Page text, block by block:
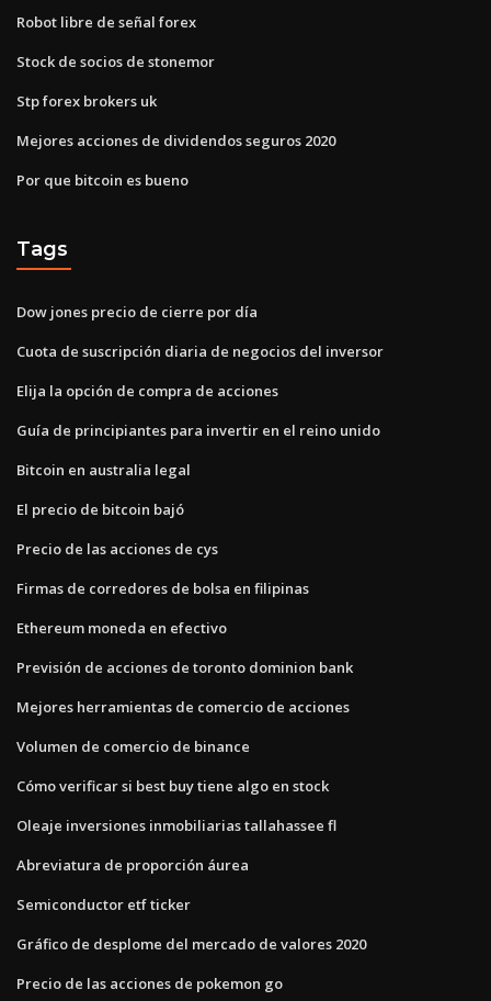
Robot libre de señal forex
Stock de socios de stonemor
Stp forex brokers uk
Mejores acciones de dividendos seguros 2020
Por que bitcoin es bueno
Tags
Dow jones precio de cierre por día
Cuota de suscripción diaria de negocios del inversor
Elija la opción de compra de acciones
Guía de principiantes para invertir en el reino unido
Bitcoin en australia legal
El precio de bitcoin bajó
Precio de las acciones de cys
Firmas de corredores de bolsa en filipinas
Ethereum moneda en efectivo
Previsión de acciones de toronto dominion bank
Mejores herramientas de comercio de acciones
Volumen de comercio de binance
Cómo verificar si best buy tiene algo en stock
Oleaje inversiones inmobiliarias tallahassee fl
Abreviatura de proporción áurea
Semiconductor etf ticker
Gráfico de desplome del mercado de valores 2020
Precio de las acciones de pokemon go